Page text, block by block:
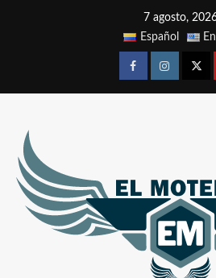
7 agosto,
Español